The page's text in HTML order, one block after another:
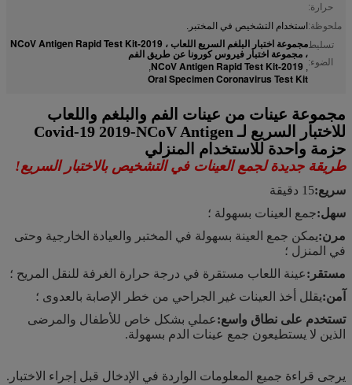
حرارة:
ملحوظة:استخدام التشخيص في المختبر.
تسليط
الضوء:
مجموعة اختبار البلغم السريع اللعاب ، 2019-NCoV Antigen Rapid Test Kit
، مجموعة اختبار فيروس كورونا عن طريق الفم
,
2019-NCoV Antigen Rapid Test Kit
,
Oral Specimen Coronavirus Test Kit
مجموعة عينات من عينات الفم والبلغم واللعاب
للاختبار السريع لـ Covid-19 2019-NCoV Antigen
حزمة واحدة للاستخدام المنزلي
طريقة جديدة لجمع العينات في التشخيص بالاختبار السريع!
سريع:15 دقيقة
سهل:جمع العينات بسهولة ؛
مرن:يمكن جمع العينة بسهولة في المختبر والعيادة الخارجية وحتى
في المنزل ؛
مستقر:عينة اللعاب مستقرة في درجة حرارة الغرفة للنقل المريح ؛
آمن:يقلل أخذ العينات غير الجراحي من خطر الإصابة بالعدوى ؛
تستخدم على نطاق واسع:عملي بشكل خاص للأطفال والمرضى
الذين لا يستطيعون جمع عينات الدم بسهولة.
يرجى قراءة جميع المعلومات الواردة في الإدخال قبل إجراء الاختبار.